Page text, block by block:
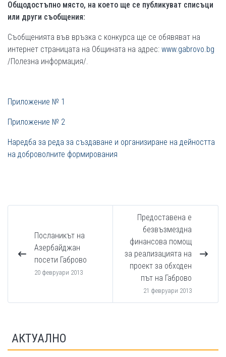
Общодостъпно място, на което ще се публикуват списъци
или други съобщения:
Съобщенията във връзка с конкурса ще се обявяват на
интернет страницата на Общината на адрес: www.gabrovo.bg
/Полезна информация/.
Приложение № 1
Приложение № 2
Наредба за реда за създаване и организиране на дейността
на доброволните формирования
Посланикът на
Азербайджан
посети Габрово
20 февруари 2013
Предоставена е
безвъзмездна
финансова помощ
за реализацията на
проект за обходен
път на Габрово
21 февруари 2013
АКТУАЛНО